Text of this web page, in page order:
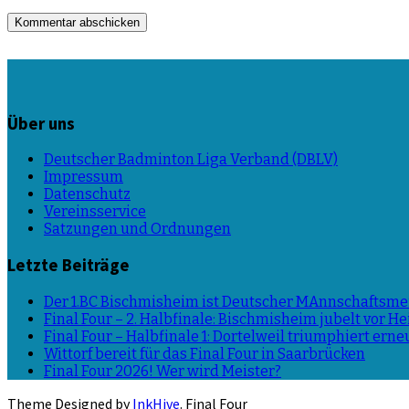
Über uns
Deutscher Badminton Liga Verband (DBLV)
Impressum
Datenschutz
Vereinsservice
Satzungen und Ordnungen
Letzte Beiträge
Der 1.BC Bischmisheim ist Deutscher
Final Four – 2. Halbfinale: Bischmisheim jubelt vor
Final Four – Halbfinale 1: Dortelweil triumphiert
Wittorf bereit für das Final Four in Saarbrücken
Final Four 2026! Wer wird Meister?
Theme Designed byInkHive. Final Four